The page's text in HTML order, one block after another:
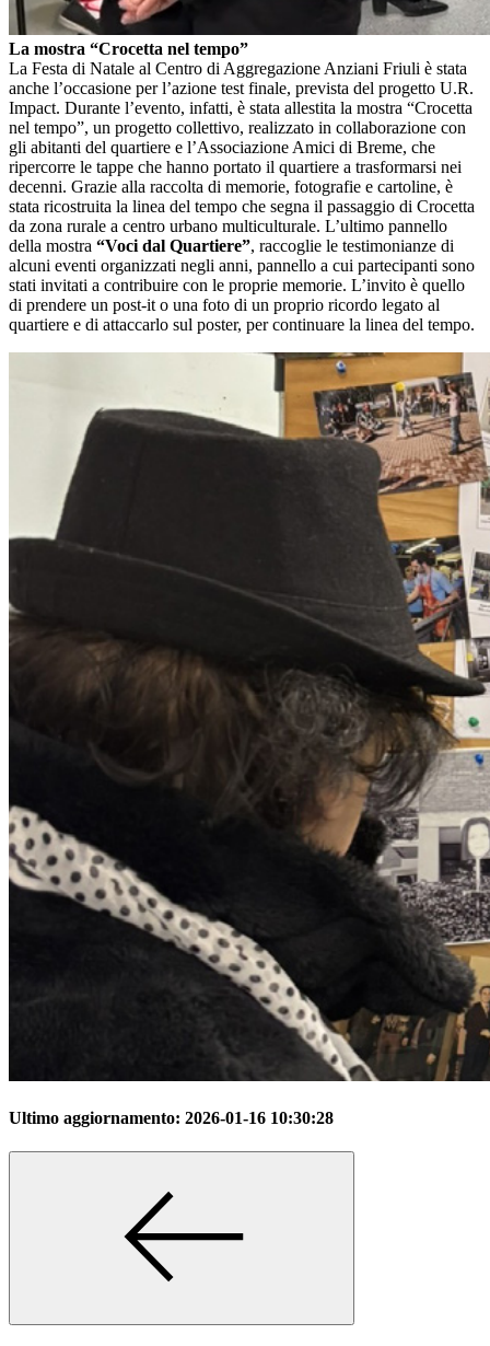
La mostra “Crocetta nel tempo”
La Festa di Natale al Centro di Aggregazione Anziani Friuli è stata
anche l’occasione per l’azione test finale, prevista del progetto U.R.
Impact. Durante l’evento, infatti, è stata allestita la mostra “Crocetta
nel tempo”, un progetto collettivo, realizzato in collaborazione con
gli abitanti del quartiere e l’Associazione Amici di Breme, che
ripercorre le tappe che hanno portato il quartiere a trasformarsi nei
decenni. Grazie alla raccolta di memorie, fotografie e cartoline, è
stata ricostruita la linea del tempo che segna il passaggio di Crocetta
da zona rurale a centro urbano multiculturale. L’ultimo pannello
della mostra “Voci dal Quartiere”, raccoglie le testimonianze di
alcuni eventi organizzati negli anni, pannello a cui partecipanti sono
stati invitati a contribuire con le proprie memorie. L’invito è quello
di prendere un post-it o una foto di un proprio ricordo legato al
quartiere e di attaccarlo sul poster, per continuare la linea del tempo.
Ultimo aggiornamento: 2026-01-16 10:30:28